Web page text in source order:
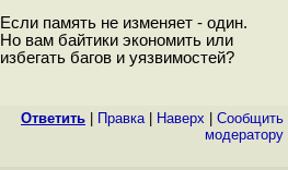
Если память не изменяет - один.
Но вам байтики экономить или
избегать багов и уязвимостей?
Ответить Правка| Наверх
Cообщить
модератору